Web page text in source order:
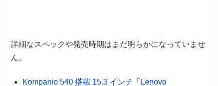
詳細なスペックや発売時期はまだ明らかになっていませ
ん。
Kompanio 540 搭載 15.3 インチ「Lenovo